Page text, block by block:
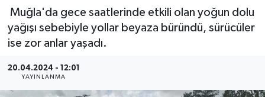
Muğla'da gece saatlerinde etkili olan yoğun dolu
yağışı sebebiyle yollar beyaza büründü, sürücüler
ise zor anlar yaşadı.
20.04.2024 - 12:01
YAYINLANMA
POLİTİKA
Programlar
SPOR